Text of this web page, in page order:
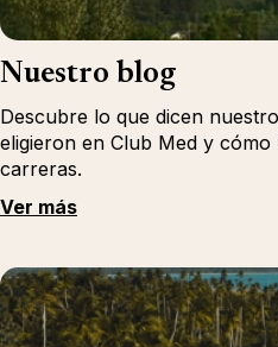
Nuestro blog
Descubre lo que dicen
eligieron en Club Med y
carreras.
Ver más